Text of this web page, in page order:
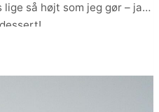
så højt som jeg gør – ja